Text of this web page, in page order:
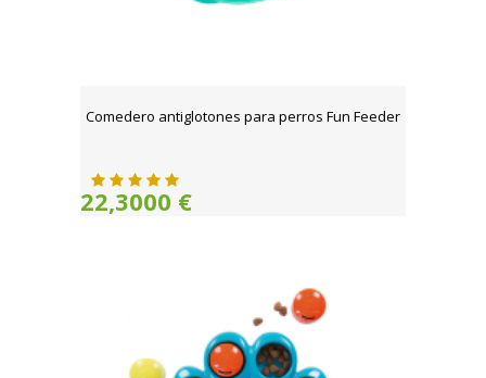
Comedero antiglotones para perros Fun Feeder
22,3000 €